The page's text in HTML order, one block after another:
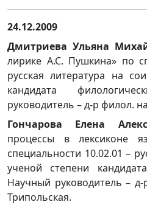
24.12.2009
Дмитриева Ульяна
лирике А.С. Пушкина» по
русская литература на
кандидата
руководитель – д-р филол.
Гончарова Елена
процессы в лексиконе
специальности 10.02.01 –
ученой степени
Научный руководитель –
Трипольская.